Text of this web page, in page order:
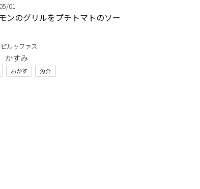
01
ンのグリルをプチトマトのソー
ルゥファス
すみ
おかず 魚介